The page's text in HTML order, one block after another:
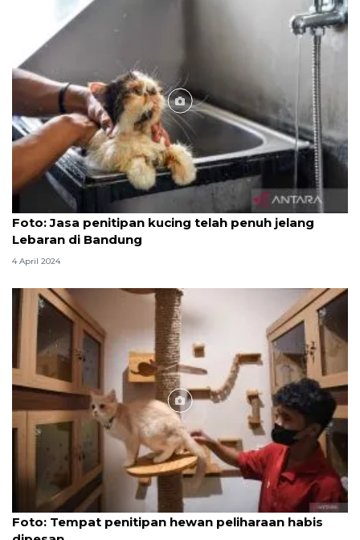
Foto: Jasa penitipan kucing telah penuh jelang
Lebaran di Bandung
4 April 2024
Foto
Foto: Tempat penitipan hewan peliharaan habis